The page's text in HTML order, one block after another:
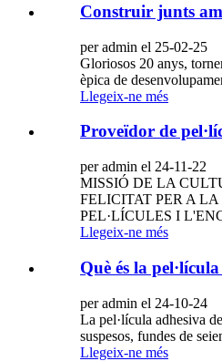
Construir junts
per admin el 25-02-25
Gloriosos 20 anys,
èpica de
Llegeix-ne més
Proveïdor de
per admin el 24-11-22
MISSIÓ DE LA
FELICITAT PER A
PEL·LÍCULES I
Llegeix-ne més
Què és la
per admin el 24-10-24
La pel·lícula adhesiva
suspesos, fundes de
Llegeix-ne més